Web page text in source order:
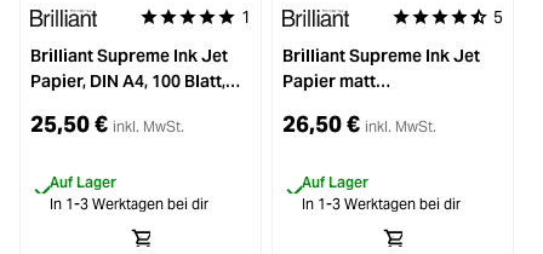
Durchschnittliche Bewertung von 5 von 5 Sternen
1
Brilliant Supreme Ink Jet
Papier, DIN A4, 100 Blatt,
Beschichtung 230g/m²
25,50 € inkl. MwSt.
Auf Lager
In 1-3 Werktagen bei dir
Durchschnittliche
5
Brilliant Supreme Ink Jet
Papier matt
A3+ 25 Blatt 230g/m²
26,50 € inkl. MwSt.
Auf Lager
In 1-3 Werktagen bei dir